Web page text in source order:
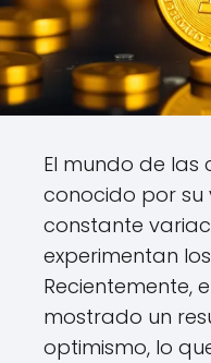
El mundo de las
conocido por
constante
experimentan
Recientemente,
mostrado un
optimismo, lo